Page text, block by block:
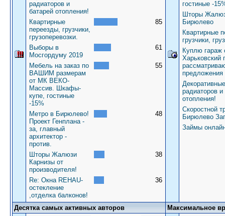
радиаторов и
батарей отопления!
Квартирные
переезды, грузчики,
грузоперевозки.
85
Выборы в
Мосгордуму 2019
61
Мебель на заказ по
ВАШИМ размерам
от МК ВЕКО-
Массив. Шкафы-
купе, гостиные
-15%
55
Метро в Бирюлево!
Проект Генплана -
за, главный
архитектор -
против.
48
Шторы Жалюзи
Карнизы от
производителя!
38
Re: Окна REHAU-
остекление
,отделка балконов!
36
гостиные -
Шторы
Бирюлево
Квартирные
грузчики,
Куплю гараж
Харьковский
предложения
радиаторов и
отопления!
Скоростной
Бирюлево
Займы
Десятка самых активных авторов
Максимальное